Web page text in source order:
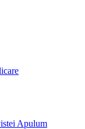
Apulum